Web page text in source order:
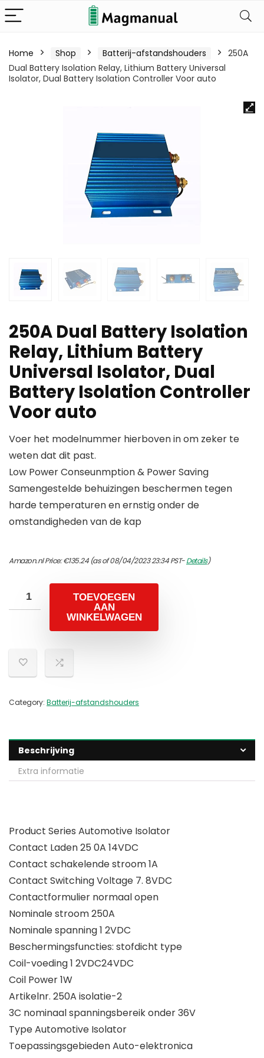
Home Shop Batterij-afstandshouders
250A
Dual Battery Isolation Relay, Lithium Battery Universal
Isolator, Dual Battery Isolation Controller Voor auto
250A Dual Battery Isolation
Relay, Lithium Battery
Universal Isolator, Dual
Battery Isolation Controller
Voor auto
Voer het modelnummer hierboven in om zeker te
weten dat dit past.
Low Power Conseunmption & Power Saving
Samengestelde behuizingen beschermen tegen
harde temperaturen en ernstig onder de
omstandigheden van de kap
Amazon.nl Price:€135.24(as of 08/04/2023 23:34 PST-Details)
TOEVOEGEN
AAN
WINKELWAGEN
Category: Batterij-afstandshouders
Beschrijving
Extra informatie
Product Series Automotive Isolator
Contact Laden 25 0A 14VDC
Contact schakelende stroom 1A
Contact Switching Voltage 7. 8VDC
Contactformulier normaal open
Nominale stroom 250A
Nominale spanning 1 2VDC
Beschermingsfuncties: stofdicht type
Coil-voeding 1 2VDC24VDC
Coil Power 1W
Artikelnr. 250A isolatie-2
3C nominaal spanningsbereik onder 36V
Type Automotive Isolator
Toepassingsgebieden Auto-elektronica